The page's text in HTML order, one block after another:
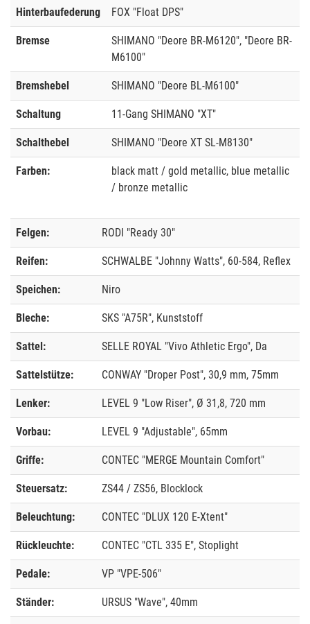
Hinterbaufederung FOX "Float DPS"
Bremse
SHIMANO "Deore BR-M6120", "Deore BR-
M6100"
Bremshebel SHIMANO "Deore BL-M6100"
Schaltung 11-Gang SHIMANO "XT"
Schalthebel SHIMANO "Deore XT SL-M8130"
Farben:
black matt / gold metallic, blue metallic
/ bronze metallic
Felgen: RODI "Ready 30"
Reifen: SCHWALBE "Johnny Watts", 60-584, Reflex
Speichen: Niro
Bleche: SKS "A75R", Kunststoff
Sattel: SELLE ROYAL "Vivo Athletic Ergo", Da
Sattelstütze: CONWAY "Droper Post", 30,9 mm, 75mm
Lenker: LEVEL 9 "Low Riser", Ø 31,8, 720 mm
Vorbau: LEVEL 9 "Adjustable", 65mm
Griffe: CONTEC "MERGE Mountain Comfort"
Steuersatz: ZS44 / ZS56, Blocklock
Beleuchtung: CONTEC "DLUX 120 E-Xtent"
Rückleuchte: CONTEC "CTL 335 E", Stoplight
Pedale: VP "VPE-506"
Ständer: URSUS "Wave", 40mm